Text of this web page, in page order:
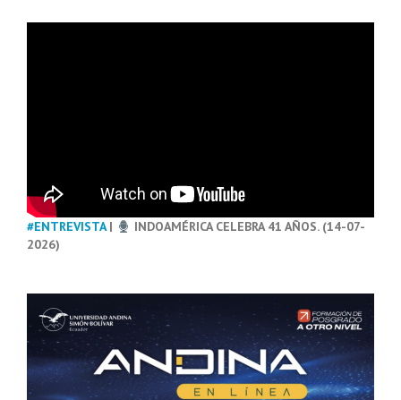
#ENTREVISTA|
INDOAMÉRICA CELEBRA 41 AÑOS. (14-07-
2026)